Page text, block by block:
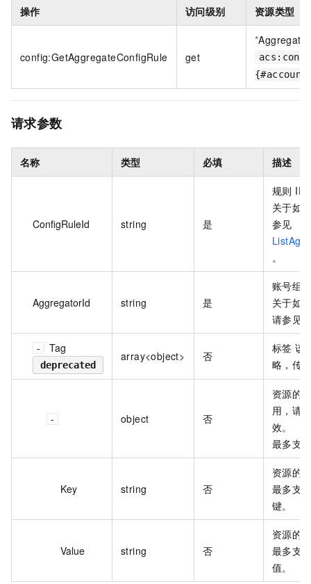
操作 访问级别 资源类型
config:GetAggregateConfigRule get
*
请求参数
名称 类型 必填 描述
ConfigRuleId string 是
规则 ID
关于如
参见
。
AggregatorId string 是
账号组
关于如
请参见
Tag
deprecated
array<object> 否
标签 该
略，传
object 否
资源的
用，请
效。
最多支
Key string 否
资源的
最多支
键。
Value string 否
资源的
最多支
值。